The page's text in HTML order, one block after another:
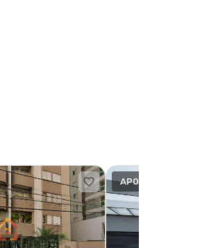
AP0827